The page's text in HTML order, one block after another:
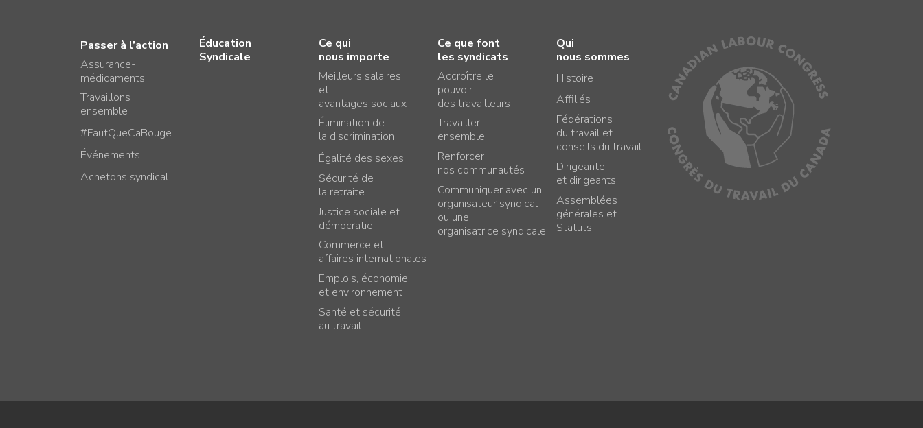
Passer à l’action
Assurance-
médicaments
Travaillons
ensemble
#FautQueCaBouge
Événements
Achetons syndical
Éducation
Syndicale
Ce qui
nous importe
Meilleurs salaires
et
avantages sociaux
Élimination de
la discrimination
Égalité des sexes
Sécurité de
la retraite
Justice sociale et
démocratie
Commerce et
affaires internationales
Emplois, économie
et environnement
Santé et sécurité
au travail
Ce que font
les syndicats
Accroître le
pouvoir
des travailleurs
Travailler
ensemble
Renforcer
nos communautés
Communiquer avec un
organisateur syndical
ou une
organisatrice syndicale
Qui
nous sommes
Histoire
Affiliés
Fédérations
du travail et
conseils du travail
Dirigeante
et dirigeants
Assemblées
générales et
Statuts